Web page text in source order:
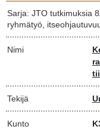
Sarja: JTO tutkimuksia
ryhmätyö,
Nimi
Tekijä
Kunto